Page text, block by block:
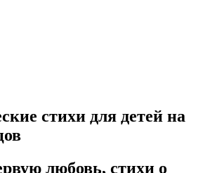
стихи для детей на
любовь, стихи о